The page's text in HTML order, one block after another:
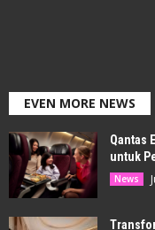
EVEN MORE NEWS
Qantas
untuk
News